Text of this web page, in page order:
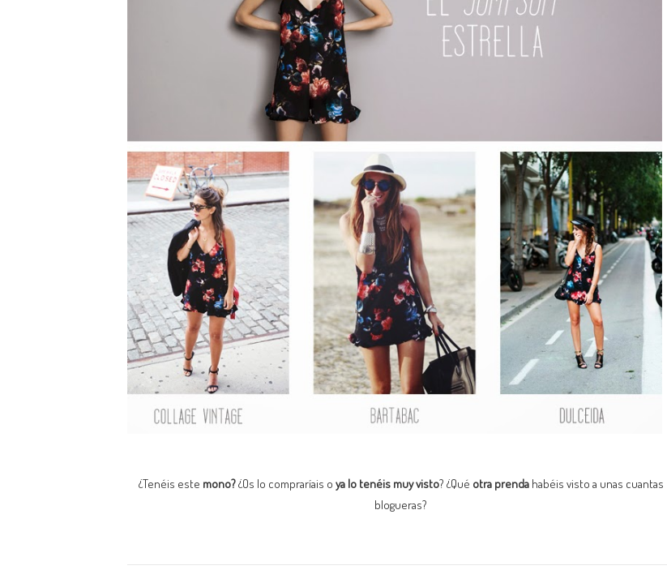
¿Tenéis este mono?¿Os lo compraríais o ya lo tenéis muy visto? ¿Qué otra prendahabéis visto a unas cuantas
blogueras?